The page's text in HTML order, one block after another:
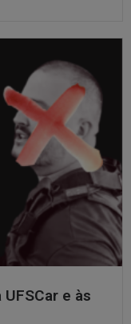
e às